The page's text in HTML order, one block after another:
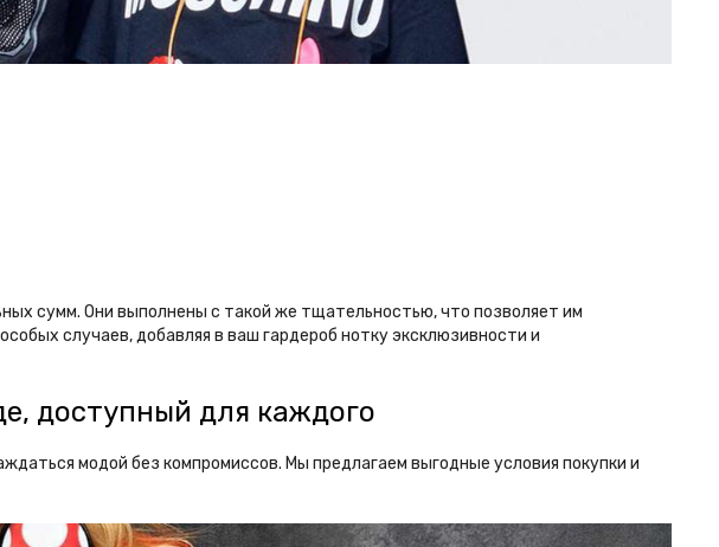
сумм. Они выполнены с такой же тщательностью, что позволяет им
случаев, добавляя в ваш гардероб нотку эксклюзивности и
доступный для каждого
модой без компромиссов. Мы предлагаем выгодные условия покупки и